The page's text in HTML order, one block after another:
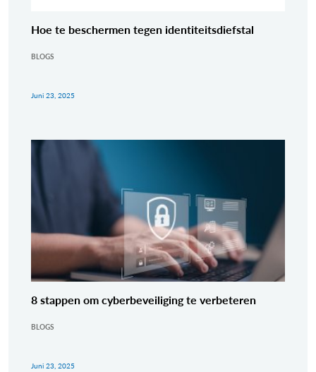
Hoe te beschermen tegen identiteitsdiefstal
BLOGS
Juni 23, 2025
8 stappen om cyberbeveiliging te verbeteren
BLOGS
Juni 23, 2025